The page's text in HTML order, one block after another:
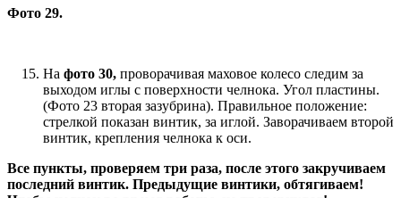
Фото 29.
На фото 30, проворачивая маховое колесо следим за
выходом иглы с поверхности челнока. Угол пластины.
(Фото 23 вторая зазубрина). Правильное положение:
стрелкой показан винтик, за иглой. Заворачиваем второй
винтик, крепления челнока к оси.
Все пункты, проверяем три раза, после этого закручиваем
последний винтик. Предыдущие винтики, обтягиваем!